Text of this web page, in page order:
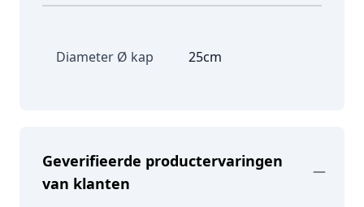
Diameter Ø kap 25cm
Geverifieerde productervaringen
van klanten